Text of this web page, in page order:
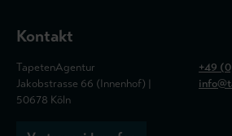
Kontakt
TapetenAgentur
Jakobstrasse 66 (Innenhof) |
50678 Köln
+49